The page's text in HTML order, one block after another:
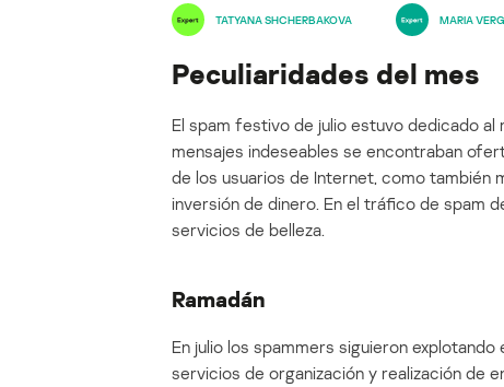
TATYANA SHCHERBAKOVA MARIA
Peculiaridades del mes
El spam festivo de julio estuvo dedicado al
mensajes indeseables se encontraban
de los usuarios de Internet, como también
inversión de dinero. En el tráfico de spam
servicios de belleza.
Ramadán
En julio los spammers siguieron
servicios de organización y realización de